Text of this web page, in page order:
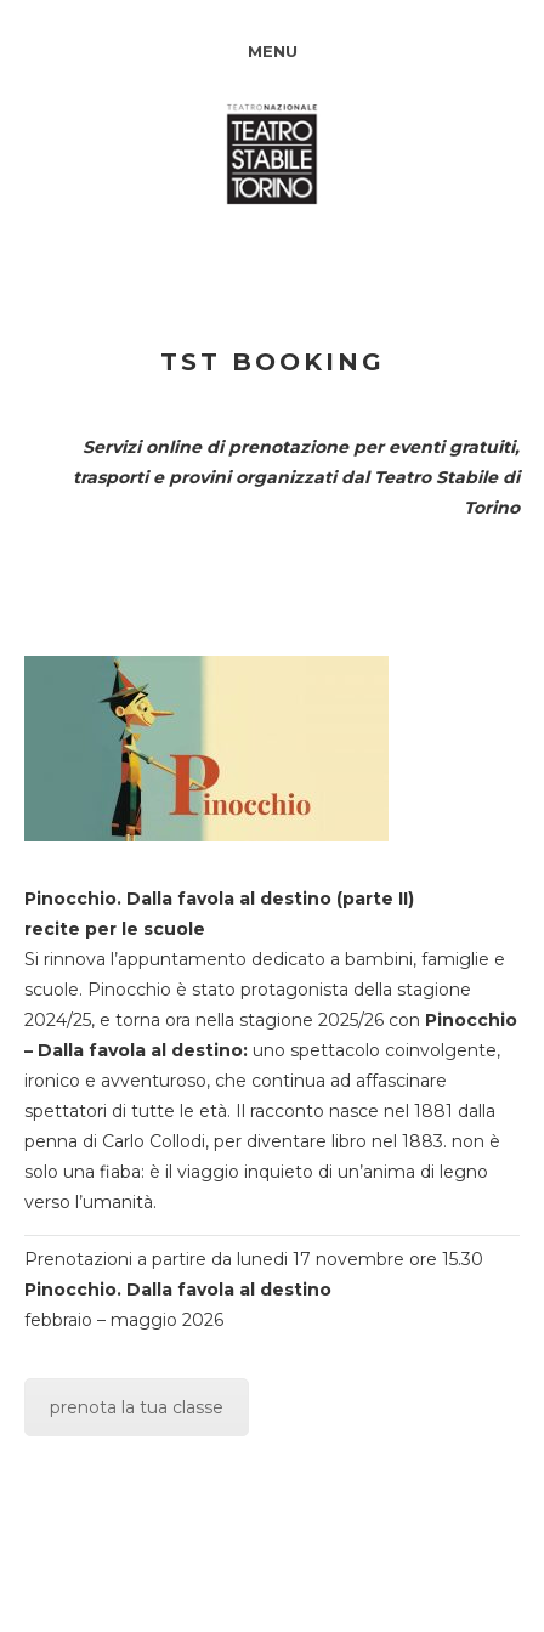
MENU
TST BOOKING
Servizi online di prenotazione per eventi gratuiti,
trasporti e provini organizzati dal Teatro Stabile di
Torino
Pinocchio. Dalla favola al destino (parte II)
recite per le scuole
Si rinnova l’appuntamento dedicato a bambini, famiglie e
scuole. Pinocchio è stato protagonista della stagione
2024/25, e torna ora nella stagione 2025/26 con Pinocchio
– Dalla favola al destino: uno spettacolo coinvolgente,
ironico e avventuroso, che continua ad affascinare
spettatori di tutte le età. Il racconto nasce nel 1881 dalla
penna di Carlo Collodi, per diventare libro nel 1883. non è
solo una fiaba: è il viaggio inquieto di un’anima di legno
verso l’umanità.
Prenotazioni a partire da lunedi 17 novembre ore 15.30
Pinocchio. Dalla favola al destino
febbraio – maggio 2026
prenota la tua classe